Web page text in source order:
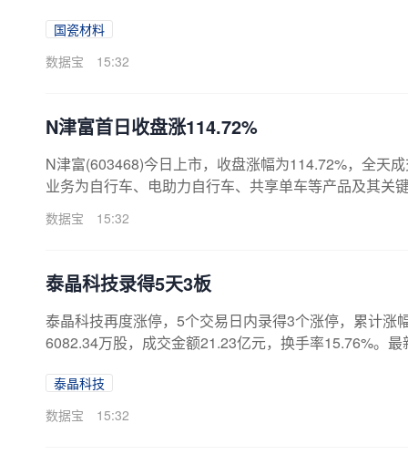
国瓷材料
数据宝
15:32
N津富首日收盘涨114.72%
N津富(603468)今日上市，收盘涨幅为114.72%，全天
业务为自行车、电助力自行车、共享单车等产品及其关
量为4123.00万股，其中，网上发行量为2886.10万股
9倍，网上发行最终中签率为0.02417704%。公司首发
数据宝 15:32
泰晶科技录得5天3板
泰晶科技再度涨停，5个交易日内录得3个涨停，累计
6082.34万股，成交金额21.23亿元，换手率15.76%。
16%，近5日累计增加6170.68万元，环比增长10.34%
至5300.00万元，同比变动区间为95.07%~140.44%。
泰晶科技
数据宝
15:32